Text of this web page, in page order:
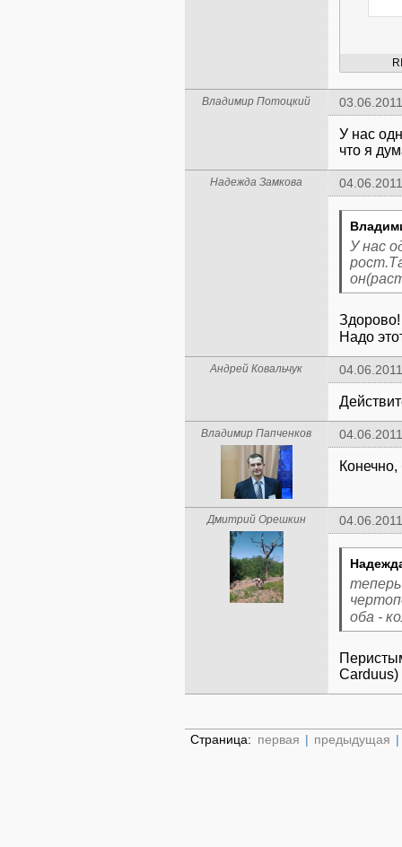
Владимир Потоцкий
У нас
что я
Надежда Замкова
У нас
Здорово!
Надо
Андрей Ковальчук
Владимир Папченков
Дмитрий Орешкин
оба -
Carduus)
Страница: первая | предыдущая |